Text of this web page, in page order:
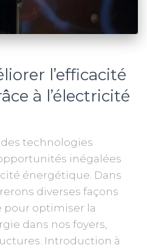
l’efficacité
à l’électricité
technologies
inégalées
énergétique. Dans
diverses façons
pour optimiser la
dans nos foyers,
Introduction à